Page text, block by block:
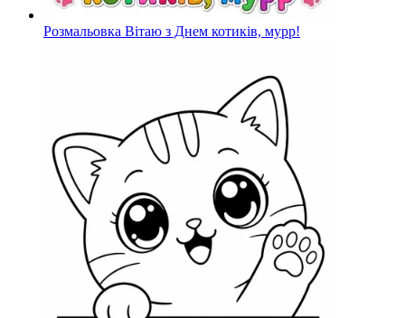
Розмальовка Вітаю з Днем котиків, мурр!